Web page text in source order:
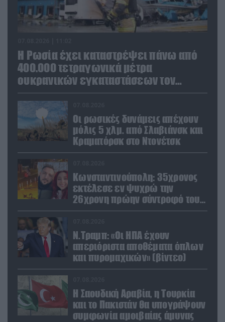
Η Ρωσία έχει καταστρέψει πάνω από
400.000 τετραγωνικά μέτρα
ουκρανικών εγκαταστάσεων τον
Ιούλιο
Οι ρωσικές δυνάμεις απέχουν
μόλις 5 χλμ. από Σλαβιάνσκ και
Κραματόρσκ στο Ντονέτσκ
Κωνσταντινούπολη: 35χρονος
εκτέλεσε εν ψυχρώ την
26χρονη πρώην σύντροφό του
έξω από φαρμακείο (βίντεο)
Ν.Τραμπ: «Οι ΗΠΑ έχουν
απεριόριστα αποθέματα όπλων
και πυρομαχικών» (βίντεο)
Η Σαουδική Αραβία, η Τουρκία
και το Πακιστάν θα υπογράψουν
συμφωνία αμοιβαίας άμυνας